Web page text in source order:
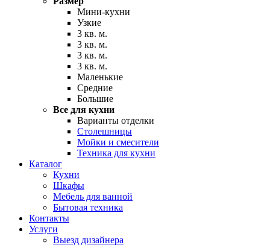
Мини-кухни
Узкие
3 кв. м.
3 кв. м.
3 кв. м.
3 кв. м.
Маленькие
Средние
Большие
Все для кухни
Варианты отделки
Столешницы
Мойки и смесители
Техника для кухни
Каталог
Кухни
Шкафы
Мебель для ванной
Бытовая техника
Контакты
Услуги
Выезд дизайнера